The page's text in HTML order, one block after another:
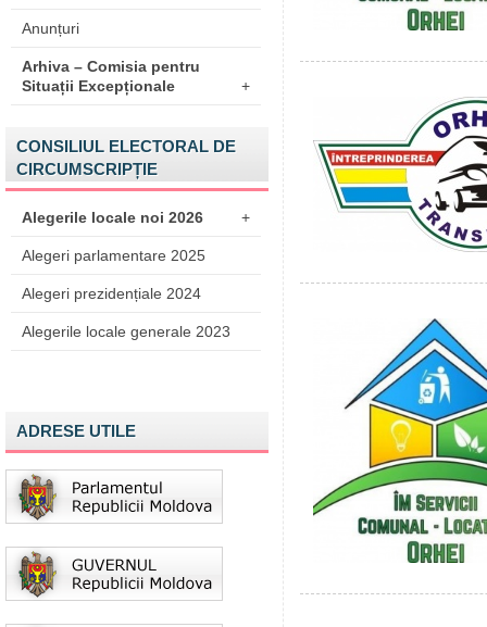
Anunțuri
Arhiva – Comisia pentru
Situații Excepționale
+
CONSILIUL ELECTORAL DE
CIRCUMSCRIPȚIE
Alegerile locale noi 2026 +
Alegeri parlamentare 2025
Alegeri prezidențiale 2024
Alegerile locale generale 2023
ADRESE UTILE